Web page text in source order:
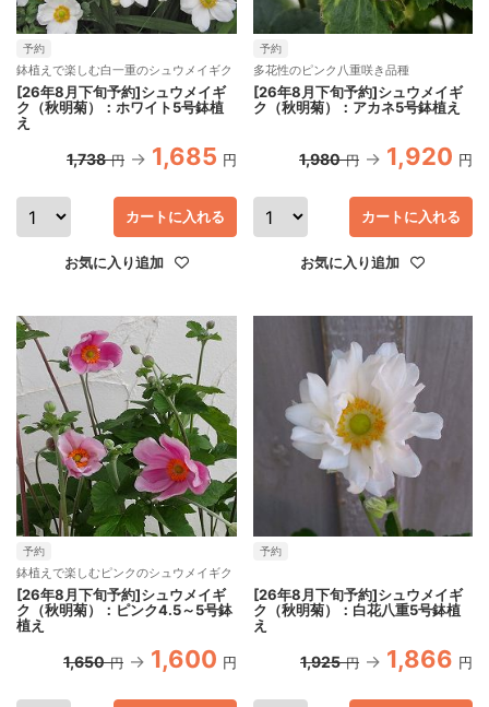
予約
鉢植えで楽しむ白一重のシュウメイギク
[26年8月下旬予約]シュウメイギ
ク（秋明菊）：ホワイト5号鉢植
え
1,738 円 1,685 円
お気に入り追加
カートに入れる
予約
多花性のピンク八重咲き品種
[26年8月下旬予約]シュウメイギ
ク（秋明菊）：アカネ5号鉢植え
1,980 円 1,920 円
お気に入り追加
カートに入れる
予約
鉢植えで楽しむピンクのシュウメイギク
[26年8月下旬予約]シュウメイギ
ク（秋明菊）：ピンク4.5～5号鉢
植え
1,650 円 1,600 円
予約
[26年8月下旬予約]シュウメイギ
ク（秋明菊）：白花八重5号鉢植
え
1,925 円 1,866 円